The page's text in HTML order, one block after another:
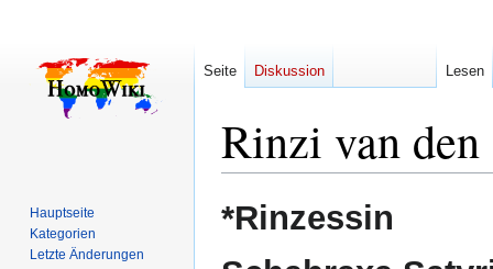
Rinzi van den
Zur
Navigation
Zur
Suche
*Rinzessin
Seite Diskussion Lesen
Hauptseite
Kategorien
Letzte Änderungen